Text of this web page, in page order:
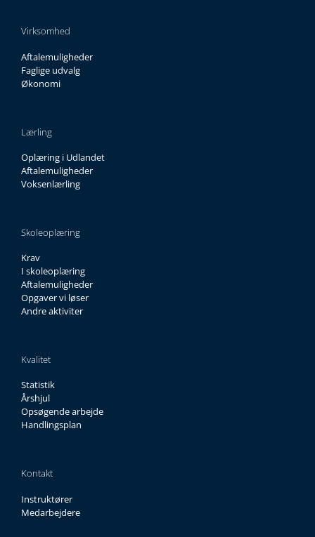
Virksomhed
Aftalemuligheder
Faglige udvalg
Økonomi
Lærling
Oplæring i Udlandet
Aftalemuligheder
Voksenlærling
Skoleoplæring
Krav
I skoleoplæring
Aftalemuligheder
Opgaver vi løser
Andre aktiviter
Kvalitet
Statistik
Årshjul
Opsøgende arbejde
Handlingsplan
Kontakt
Instruktører
Medarbejdere